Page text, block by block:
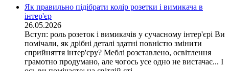
DKC (Україна)
Dyness (Китай)
E.NEXT (Україна)
EAE Electric
Eastron (Китай)
Eaton (США)
Як правильно підібрати колір розетки і вимикача в
інтер'єр
26.05.2026
Вступ: роль розеток і вимикачів у сучасному інтер'єрі Ви
помічали, як дрібні деталі здатні повністю змінити
сприйняття інтер'єру? Меблі розставлено, освітлення
грамотно продумано, але чогось усе одно не вистачає... І